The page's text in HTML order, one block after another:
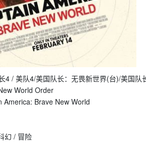
队4/美国队长：无畏新世界(台)/美国队长
World Order
Brave New World
/ 冒险